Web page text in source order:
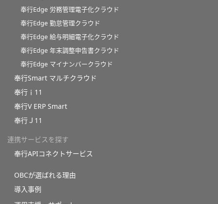
奉行Edge 労務管理電子化クラウド
奉行Edge 勤怠管理クラウド
奉行Edge 給与明細電子化クラウド
奉行Edge 年末調整申告書クラウド
奉行Edge マイナンバークラウド
奉行Smart マルチクラウド
奉行ｉ11
奉行V ERP Smart
奉行Ｊ11
連携サービスを探す
奉行APIコネクトサービス
OBCが選ばれる理由
導入事例